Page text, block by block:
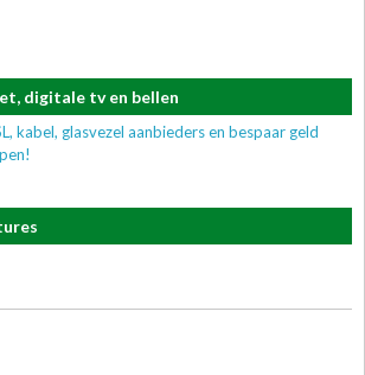
digitale tv en bellen
kabel, glasvezel aanbieders en bespaar geld